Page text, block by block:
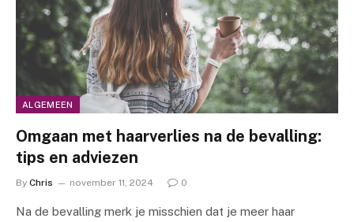
ALGEMEEN
Omgaan met haarverlies na de bevalling:
tips en adviezen
By Chris november 11, 2024 0
Na de bevalling merk je misschien dat je meer haar